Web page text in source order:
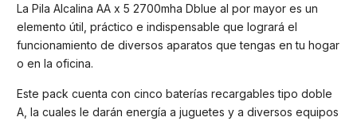
La Pila Alcalina AA x 5 2700mha Dblue al por mayor es un
elemento útil, práctico e indispensable que logrará el
funcionamiento de diversos aparatos que tengas en tu hogar
o en la oficina.
Este pack cuenta con cinco baterías recargables tipo doble
A, la cuales le darán energía a juguetes y a diversos equipos